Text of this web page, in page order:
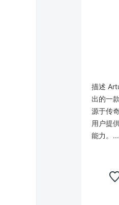
描述
出的一
源于传
用户提
能力。...